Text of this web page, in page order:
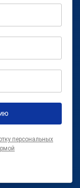
персональных